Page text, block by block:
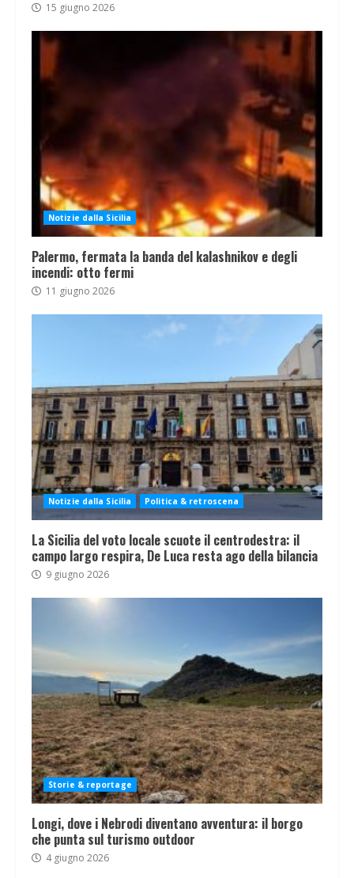
15 giugno 2026
Notizie dalla Sicilia
Palermo, fermata la banda del kalashnikov e degli
incendi: otto fermi
11 giugno 2026
Notizie dalla Sicilia Politica & retroscena
La Sicilia del voto locale scuote il centrodestra: il
campo largo respira, De Luca resta ago della bilancia
9 giugno 2026
Storie & reportage
Longi, dove i Nebrodi diventano avventura: il borgo
che punta sul turismo outdoor
4 giugno 2026